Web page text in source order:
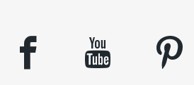
facebook youtube pinterest